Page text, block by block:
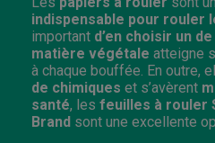
indispensable pour rouler
important d’en choisir un
matière végétale atteigne
à chaque bouffée. En outre,
de chimiques et s’avèrent
santé, les feuilles à rouler
Brand sont une excellente